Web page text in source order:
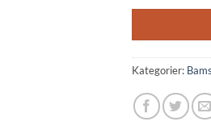
Kategorier: